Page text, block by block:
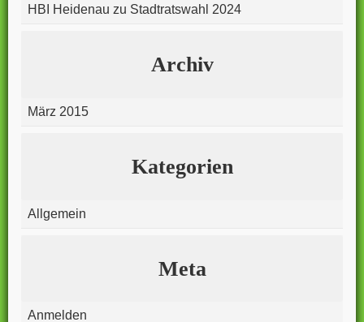
HBI Heidenau zu Stadtratswahl 2024
Archiv
März 2015
Kategorien
Allgemein
Meta
Anmelden